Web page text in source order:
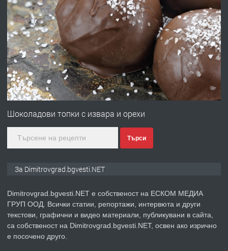
ПРЕДЛАГА
Отпушване на канали тоалетни
вертикални щрангове
преди 11 месеца
ПРЕДЛАГА Онлайн магазин за всички!
преди 2 месеца
ПРЕДЛАГА Къща в Странско
Шоколадови топки с извара и орехи
Търси
За Dimitrovgrad.bgvesti.NET
Dimitrovgrad.bgvesti.NET е собственост на ЕСКОМ МЕДИА
ГРУП ООД. Всички статии, репортажи, интервюта и други
текстови, графични и видео материали, публикувани в сайта,
са собственост на Dimitrovgrad.bgvesti.NET, освен ако изрично
е посочено друго.